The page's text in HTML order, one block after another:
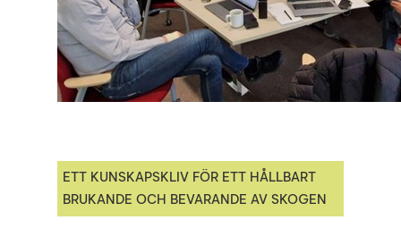
ETT KUNSKAPSKLIV FÖR ETT HÅLLBART
BRUKANDE OCH BEVARANDE AV SKOGEN